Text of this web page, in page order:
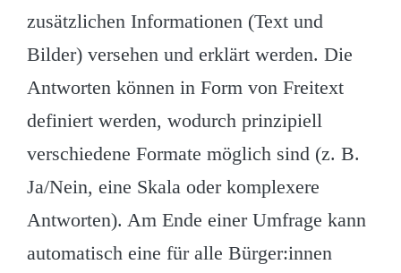
zusätzlichen Informationen (Text und
Bilder) versehen und erklärt werden. Die
Antworten können in Form von Freitext
definiert werden, wodurch prinzipiell
verschiedene Formate möglich sind (z. B.
Ja/Nein, eine Skala oder komplexere
Antworten). Am Ende einer Umfrage kann
automatisch eine für alle Bürger:innen